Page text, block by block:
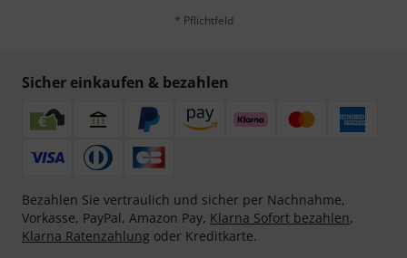
* Pflichtfeld
Sicher einkaufen & bezahlen
Bezahlen Sie vertraulich und sicher per Nachnahme,
Vorkasse, PayPal, Amazon Pay, Klarna Sofort bezahlen,
Klarna Ratenzahlung oder Kreditkarte.